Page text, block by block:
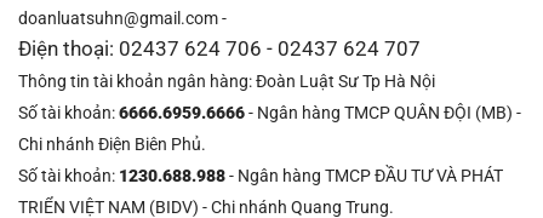
doanluatsuhn@gmail.com -
Điện thoại: 02437 624 706 - 02437 624 707
Thông tin tài khoản ngân hàng: Đoàn Luật Sư Tp Hà Nội
Số tài khoản:6666.6959.6666- Ngân hàng TMCP QUÂN ĐỘI (MB) -
Chi nhánh Điện Biên Phủ.
Số tài khoản: 1230.688.988- Ngân hàng TMCP ĐẦU TƯ VÀ PHÁT
TRIỂN VIỆT NAM (BIDV) - Chi nhánh Quang Trung.